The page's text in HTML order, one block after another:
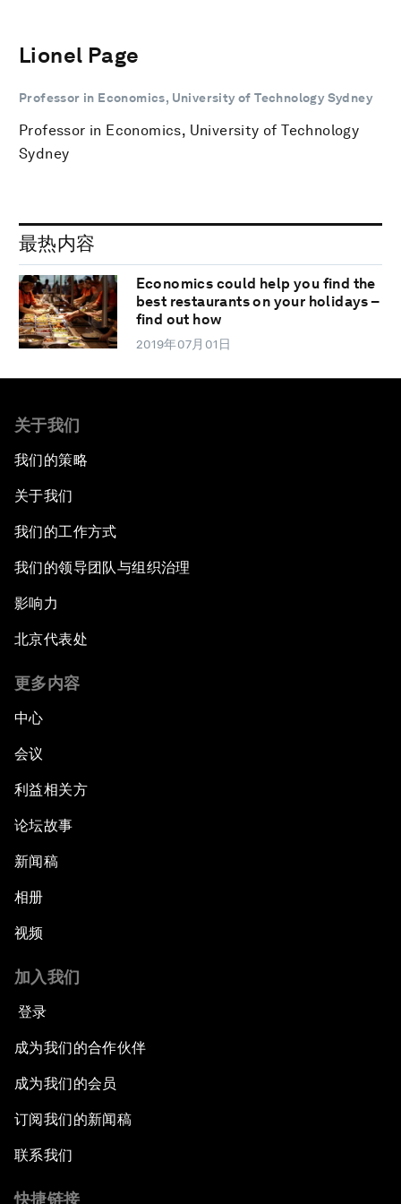
Lionel Page
Professor in Economics, University of Technology Sydney
Professor in Economics, University of Technology
Sydney
最热内容
Economics could help you find the
best restaurants on your holidays –
find out how
2019年07月01日
关于我们
我们的策略
关于我们
我们的工作方式
我们的领导团队与组织治理
影响力
北京代表处
更多内容
中心
会议
利益相关方
论坛故事
新闻稿
相册
视频
加入我们
登录
成为我们的合作伙伴
成为我们的会员
订阅我们的新闻稿
联系我们
快捷链接